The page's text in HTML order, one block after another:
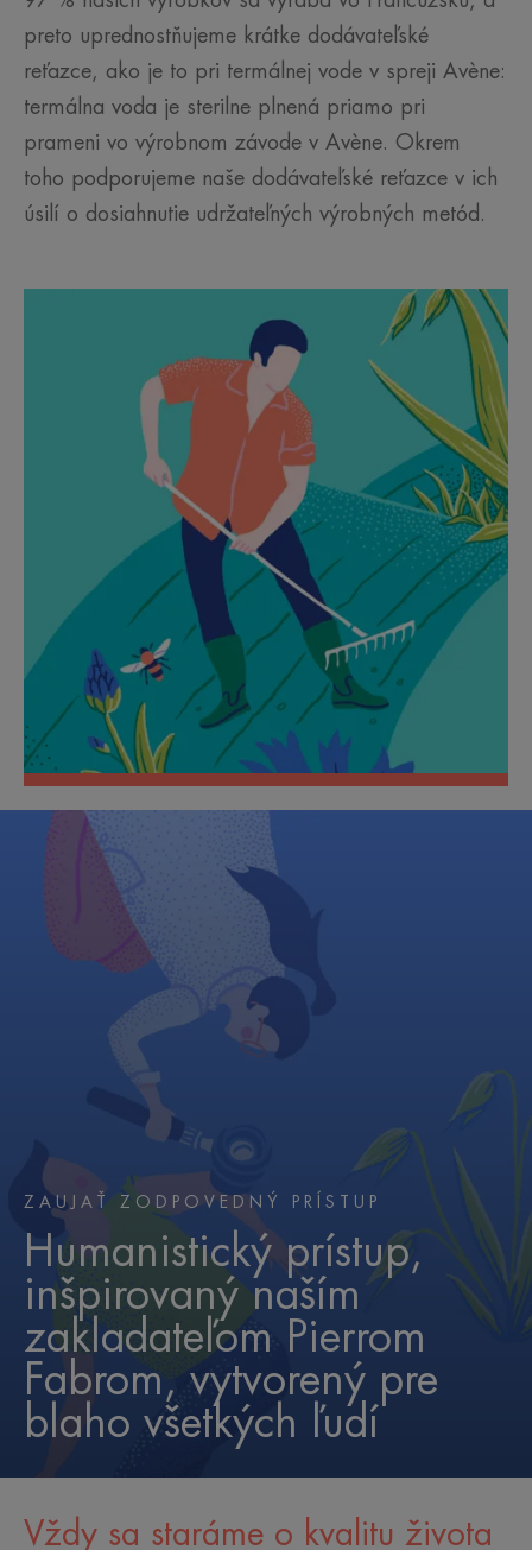
preto uprednostňujeme krátke dodávateľské
reťazce, ako je to pri termálnej vode v spreji Avène:
termálna voda je sterilne plnená priamo pri
prameni vo výrobnom závode v Avène. Okrem
toho podporujeme naše dodávateľské reťazce v ich
úsilí o dosiahnutie udržateľných výrobných metód.
ZAUJAŤ ZODPOVEDNÝ PRÍSTUP
Humanistický prístup,
inšpirovaný naším
zakladateľom Pierrom
Fabrom, vytvorený pre
blaho všetkých ľudí
Vždy sa staráme o kvalitu života